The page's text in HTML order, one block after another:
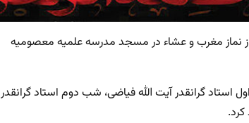
از دوشنبه هفتم بهمن بمدت سه شب تا ۱۰ بهمن بعد از نماز مغرب و عشاء در مسجد مدرسه علمیه معصومیه
گرانقدر آیت الله فیاضی، شب دوم استاد گرانقدر